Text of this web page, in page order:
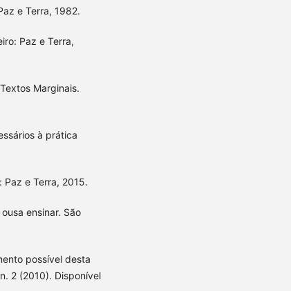
e Terra, 1982.
Paz e Terra,
Marginais.
à prática
Paz e Terra, 2015.
ensinar. São
possível desta
2 (2010). Disponível